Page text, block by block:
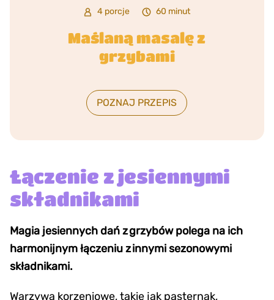
4 porcje 60 minut
Maślaną masalę z
grzybami
POZNAJ PRZEPIS
Łączenie z jesiennymi
składnikami
Magia jesiennych dań z grzybów polega na ich
harmonijnym łączeniu z innymi sezonowymi
składnikami.
Warzywa korzeniowe, takie jak pasternak,